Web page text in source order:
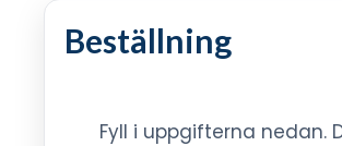
Beställning
Fyll i uppgifterna nedan.